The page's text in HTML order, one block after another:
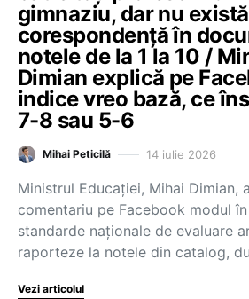
gimnaziu, dar nu
corespondență în
notele de la 1 la 10 /
Dimian explică pe
indice vreo bază, ce
7-8 sau 5-6
Mihai Peticilă 14 iulie 2026
Ministrul Educației, Mihai Dimian,
comentariu pe Facebook modul
standarde naționale de evaluare
raporteze la notele din catalog,
Vezi articolul